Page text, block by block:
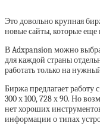
Это довольно крупная
новые сайты, которые еще
В Adxpansion можно
для каждой страны
работать только на
Биржа предлагает работу
300 х 100, 728 х 90. Но
нет хороших
информации о типах